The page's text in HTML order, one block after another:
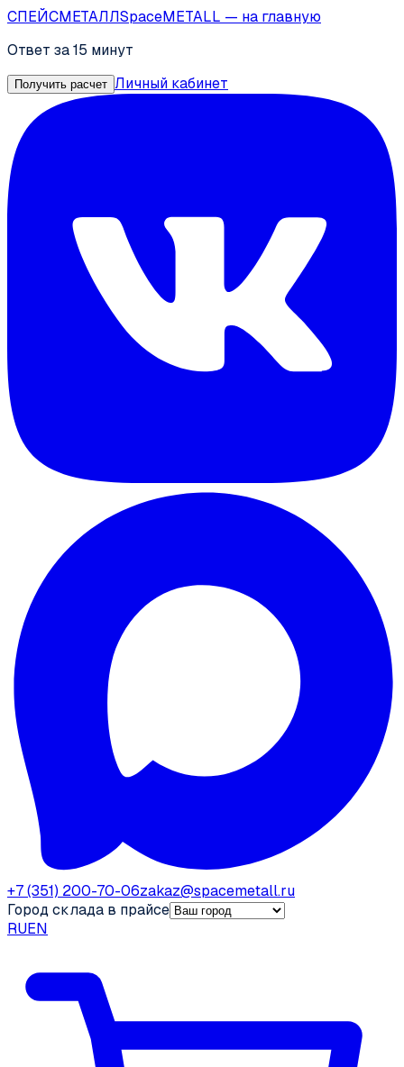
СПЕЙСМЕТАЛЛSpaceMETALL — на главную
Ответ за 15 минут
Получить расчет Личный кабинет
+7 (351) 200-70-06zakaz@spacemetall.ru
Город склада в прайсе
RUEN